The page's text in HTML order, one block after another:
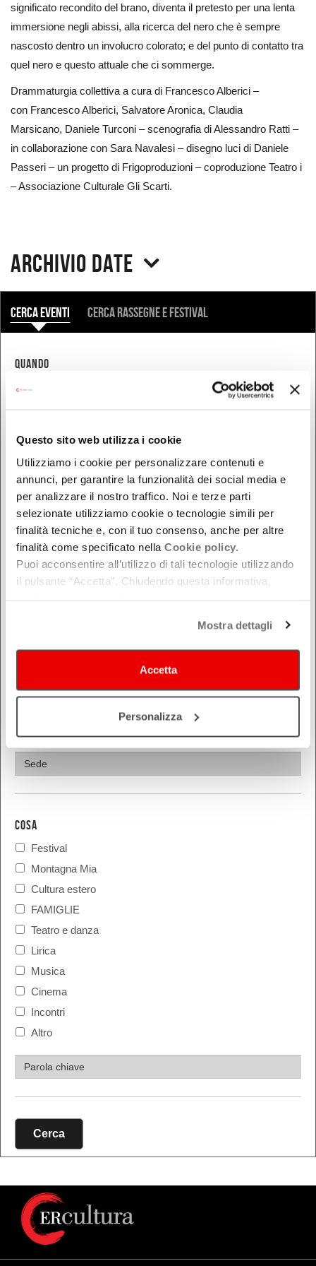
Questo sito web utilizza i cookie
Utilizziamo i cookie per personalizzare contenuti e
annunci, per garantire la funzionalità dei social media e
per analizzare il nostro traffico. Noi e terze parti
selezionate utilizziamo cookie o tecnologie simili per
finalità tecniche e, con il tuo consenso, anche per altre
finalità come specificato nella Cookie policy.
Puoi acconsentire all’utilizzo di tali tecnologie utilizzando
il pulsante “Accetta”. Chiudendo questa informativa,
Mostra dettagli
Accetta
Personalizza
significato recondito del brano, diventa il pretesto per una lenta
immersione negli abissi, alla ricerca del nero che è sempre
nascosto dentro un involucro colorato; e del punto di contatto tra
quel nero e questo attuale che ci sommerge.
Drammaturgia collettiva a cura di Francesco Alberici –
con Francesco Alberici, Salvatore Aronica, Claudia
Marsicano, Daniele Turconi – scenografia di Alessandro Ratti –
in collaborazione con Sara Navalesi – disegno luci di Daniele
Passeri – un progetto di Frigoproduzioni – coproduzione Teatro i
– Associazione Culturale Gli Scarti.
Archivio date
COSA
Cerca eventi Cerca rassegne e festival
QUANDO
Oggi
DOVE
Bologna
Forlì-Cesena
Rimini
COSA
Festival
Montagna Mia
Cultura estero
FAMIGLIE
Teatro e danza
Lirica
Musica
Cinema
Incontri
Altro
Cerca